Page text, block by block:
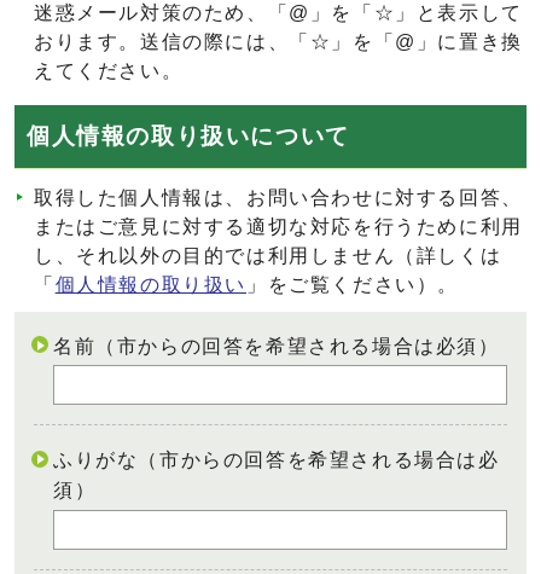
迷惑メール対策のため、「@」を「☆」と表示して
おります。送信の際には、「☆」を「@」に置き換
えてください。
個人情報の取り扱いについて
取得した個人情報は、お問い合わせに対する回答、
またはご意見に対する適切な対応を行うために利用
し、それ以外の目的では利用しません（詳しくは
「 個人情報の取り扱い 」をご覧ください）。
名前（市からの回答を希望される場合は必須）
ふりがな（市からの回答を希望される場合は必
須）